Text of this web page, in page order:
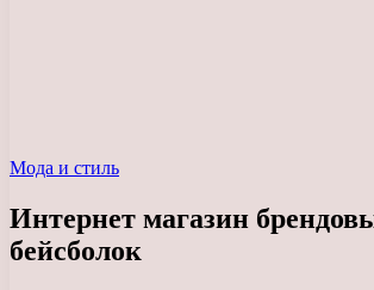
Мода и стиль
Интернет магазин
бейсболок